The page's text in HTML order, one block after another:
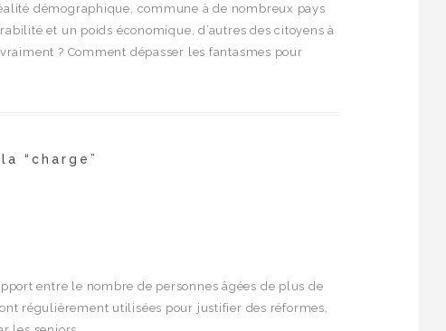
démographique, commune à de nombreux pays
et un poids économique, d’autres des citoyens à
? Comment dépasser les fantasmes pour
“charge”
entre le nombre de personnes âgées de plus de
régulièrement utilisées pour justifier des réformes,